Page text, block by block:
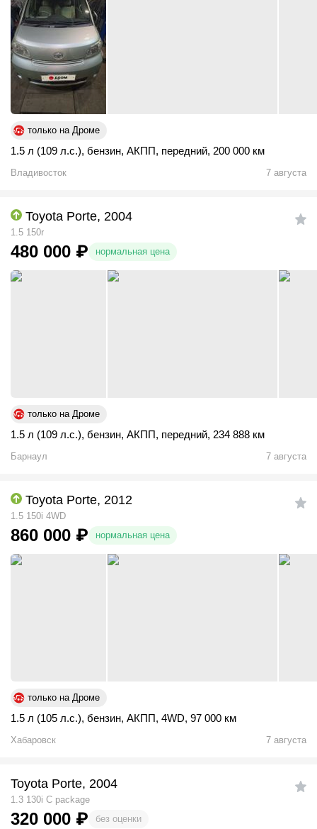
только на Дроме
1.5 л (109 л.с.), бензин, АКПП, передний, 200 000 км
Владивосток 7 августа
Toyota Porte, 2004
1.5 150r
480 000 ₽ нормальная цена
только на Дроме
1.5 л (109 л.с.), бензин, АКПП, передний, 234 888 км
Барнаул 7 августа
Toyota Porte, 2012
1.5 150i 4WD
860 000 ₽ нормальная цена
только на Дроме
1.5 л (105 л.с.), бензин, АКПП, 4WD, 97 000 км
Хабаровск 7 августа
Toyota Porte, 2004
1.3 130i C package
320 000 ₽ без оценки